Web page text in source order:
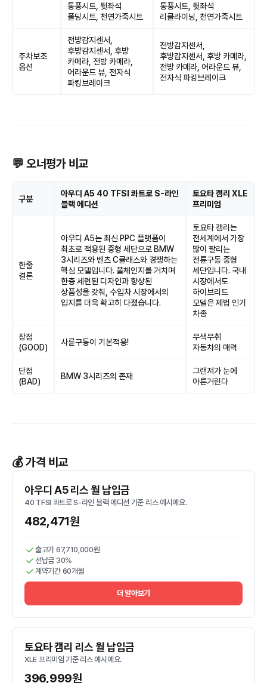
통풍시트, 뒷좌석
폴딩시트, 천연가죽시트
통풍시트, 뒷좌석
리클라이닝, 천연가죽시트
주차보조
옵션
전방감지센서,
후방감지센서, 후방
카메라, 전방 카메라,
어라운드 뷰, 전자식
파킹브레이크
전방감지센서,
후방감지센서, 후방 카메라,
전방 카메라, 어라운드 뷰,
전자식 파킹브레이크
💬 오너평가 비교
구분
아우디 A5 40 TFSI 콰트로 S-라인
블랙 에디션
토요타 캠리 XLE
프리미엄
한줄
결론
아우디 A5는 최신 PPC 플랫폼이
최초로 적용된 중형 세단으로 BMW
3시리즈와 벤츠 C클래스와 경쟁하는
핵심 모델입니다. 풀체인지를 거치며
한층 세련된 디자인과 향상된
상품성을 갖춰, 수입차 시장에서의
입지를 더욱 확고히 다졌습니다.
토요타 캠리는
전세계에서 가장
많이 팔리는
전륜구동 중형
세단입니다. 국내
시장에서도
하이브리드
모델은 제법 인기
차종
장점
(GOOD)
사륜구동이 기본적용!
무색무취
자동차의 매력
단점
(BAD)
BMW 3시리즈의 존재
그랜져가 눈에
아른거린다
💰 가격 비교
아우디 A5 리스 월 납입금
40 TFSI 콰트로 S-라인 블랙 에디션 기준 리스 예시예요.
482,471원
출고가 67,710,000원
선납금 30%
계약기간 60개월
더 알아보기
토요타 캠리 리스 월 납입금
XLE 프리미엄 기준 리스 예시예요.
396,999원